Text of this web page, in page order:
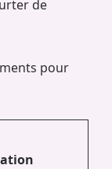
de
pour